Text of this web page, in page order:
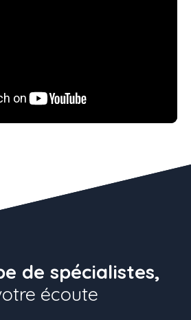
de spécialistes,
écoute